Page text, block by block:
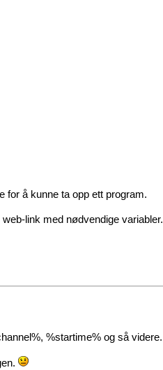
for å kunne ta opp ett program.
link med nødvendige variabler.
%startime% og så videre.